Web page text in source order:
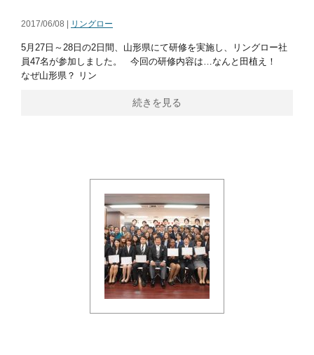
2017/06/08 | リングロー
5月27日～28日の2日間、山形県にて研修を実施し、リングロー社
員47名が参加しました。 今回の研修内容は…なんと田植え！
なぜ山形県？ リン
続きを見る